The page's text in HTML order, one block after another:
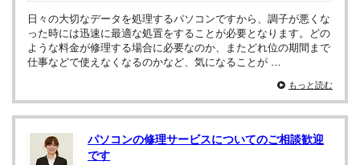
日々の大切なデータを処理するパソコンですから、調子が悪くな
った時には迅速に最適な処置をすることが必要となります。どの
ような料金が修理する場合に必要なのか、またどれ位の期間まで
仕事などで使えなくなるのかなど、気になることが …
もっと読む
パソコンの修理サービスについてのご相談歓迎
です